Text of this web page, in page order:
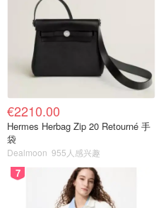
€2210.00
Hermes Herbag Zip 20 Retourné 手
袋
Dealmoon 955人感兴趣
7